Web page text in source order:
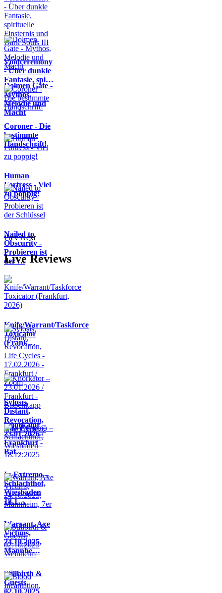
Voidceremony
- Über dunkle
Fantasie, spi…
Dolmen Gate -
Mythos,
Melodie und
Macht
Coroner - Die
bestimmte
Handschrift!
Human
Fortress - Viel
zu poppig!
Nailed to
Obscurity -
Probieren ist
der …
Prev Next
Live Reviews
Knife/Warrant/Taskforce
Toxicator
(Frank…
Sylosis,
Distant,
Revocation,
Life Cycle…
Knorkator –
23.01.2026 /
Frankfurt -
Bat…
In Extremo –
Schlachthof,
Wiesbaden
18.1…
Warrant, Axe
Victims,
24.10.2025,
Mannhe…
Stillbirth &
Guests,
02.10.2025